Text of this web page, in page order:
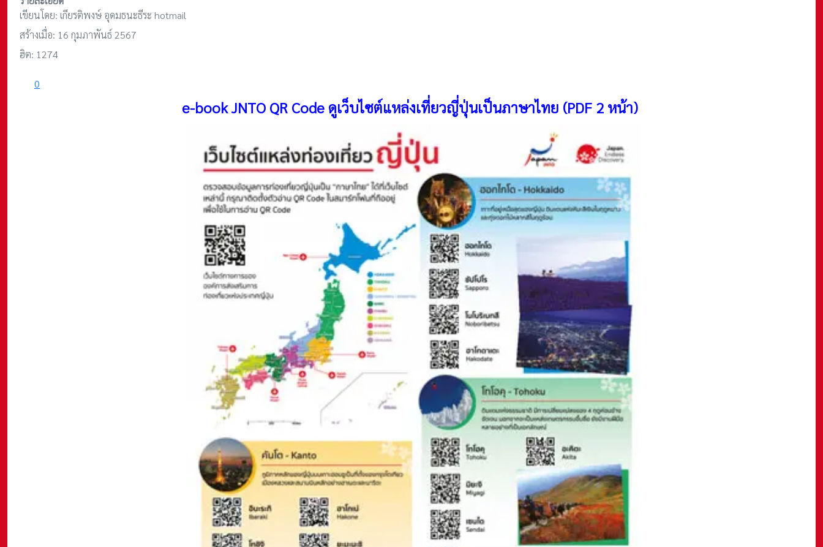
เขียนโดย: เกียรติพงษ์ อุดมธนะธีระ hotmail
สร้างเมื่อ: 16 กุมภาพันธ์ 2567
ฮิต: 1274
0
e-book JNTO QR Code ดูเว็บไซต์แหล่งเที่ยวญี่ปุ่นเป็นภาษาไทย (PDF 2 หน้า)